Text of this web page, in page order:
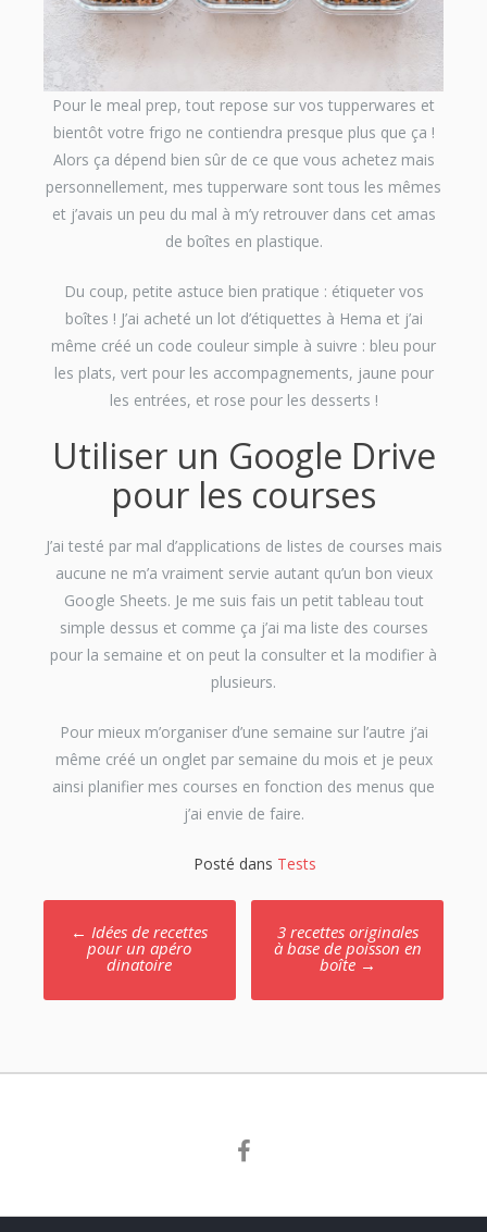
Pour le meal prep, tout repose sur vos tupperwares et
bientôt votre frigo ne contiendra presque plus que ça !
Alors ça dépend bien sûr de ce que vous achetez mais
personnellement, mes tupperware sont tous les mêmes
et j’avais un peu du mal à m’y retrouver dans cet amas
de boîtes en plastique.
Du coup, petite astuce bien pratique : étiqueter vos
boîtes ! J’ai acheté un lot d’étiquettes à Hema et j’ai
même créé un code couleur simple à suivre : bleu pour
les plats, vert pour les accompagnements, jaune pour
les entrées, et rose pour les desserts !
Utiliser un Google Drive
pour les courses
J’ai testé par mal d’applications de listes de courses mais
aucune ne m’a vraiment servie autant qu’un bon vieux
Google Sheets. Je me suis fais un petit tableau tout
simple dessus et comme ça j’ai ma liste des courses
pour la semaine et on peut la consulter et la modifier à
plusieurs.
Pour mieux m’organiser d’une semaine sur l’autre j’ai
même créé un onglet par semaine du mois et je peux
ainsi planifier mes courses en fonction des menus que
j’ai envie de faire.
Posté dans Tests
Poste
navigation
← Idées de recettes
pour un apéro
dinatoire
3 recettes originales
à base de poisson en
boîte →